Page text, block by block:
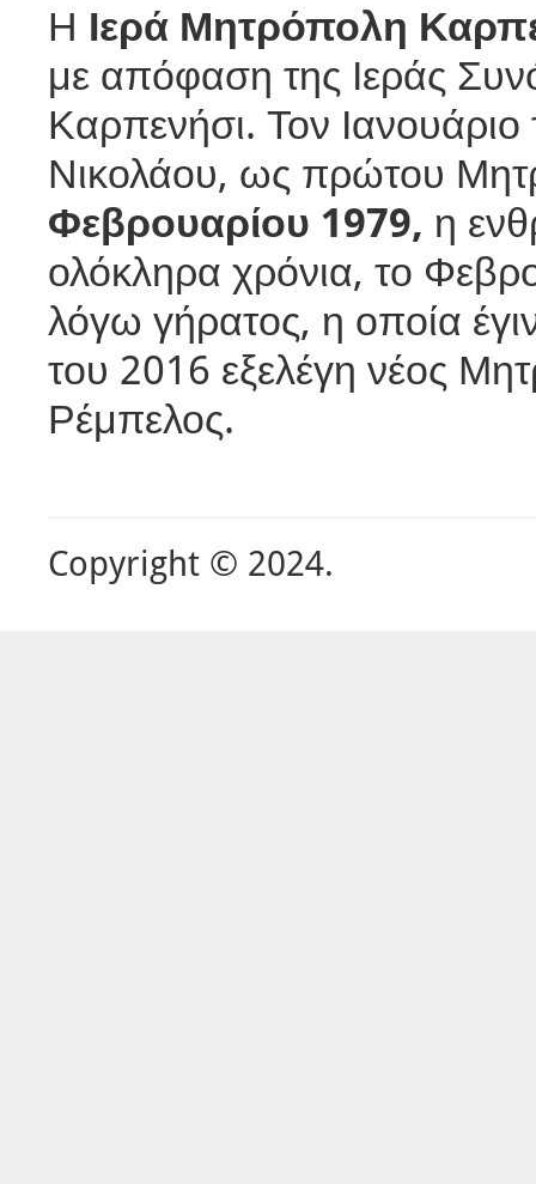
Η Ιερά Μητρόπολη
με απόφαση της Ιεράς
Καρπενήσι. Τον
Νικολάου, ως πρώτου
Φεβρουαρίου 1979, η
ολόκληρα χρόνια, το
λόγω γήρατος, η οποία
του 2016 εξελέγη νέος
Ρέμπελος.
Copyright © 2024.